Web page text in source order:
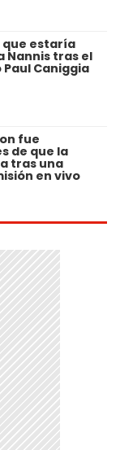
que estaría
Nannis tras el
Caniggia
fue
de que la
tras una
en vivo